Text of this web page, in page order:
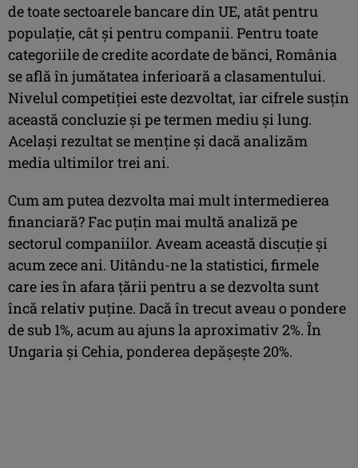
de toate sectoarele bancare din UE, atât pentru
populaţie, cât şi pentru companii. Pentru toate
categoriile de credite acordate de bănci, România
se află în jumătatea inferioară a clasamentului.
Nivelul competiţiei este dezvoltat, iar cifrele susţin
această concluzie şi pe termen mediu şi lung.
Acelaşi rezultat se menţine şi dacă analizăm
media ultimilor trei ani.
Cum am putea dezvolta mai mult intermedierea
financiară? Fac puţin mai multă analiză pe
sectorul companiilor. Aveam această discuţie şi
acum zece ani. Uitându-ne la statistici, firmele
care ies în afara ţării pentru a se dezvolta sunt
încă relativ puţine. Dacă în trecut aveau o pondere
de sub 1%, acum au ajuns la aproximativ 2%. În
Ungaria şi Cehia, ponderea depăşeşte 20%.